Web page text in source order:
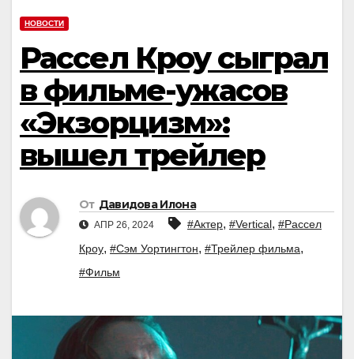
НОВОСТИ
Рассел Кроу сыграл
в фильме-ужасов
«Экзорцизм»:
вышел трейлер
От Давидова Илона
АПР 26, 2024 #Актер, #Vertical, #Рассел
Кроу, #Сэм Уортингтон, #Трейлер фильма,
#Фильм